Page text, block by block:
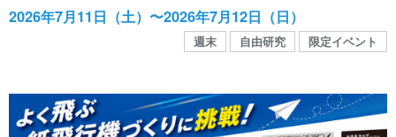
お知らせ
2026年7月11日（土）〜2026年7月12日（日）
週末 自由研究 限定イベント